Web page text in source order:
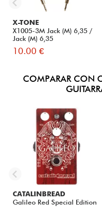
X-TONE
X1005-3M Jack (M) 6,35 /
Jack (M) 6,35
10.00 €
COMPARAR CON
CATALINBREAD
Galileo Red Special Edition